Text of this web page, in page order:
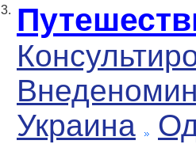
3.
Украина